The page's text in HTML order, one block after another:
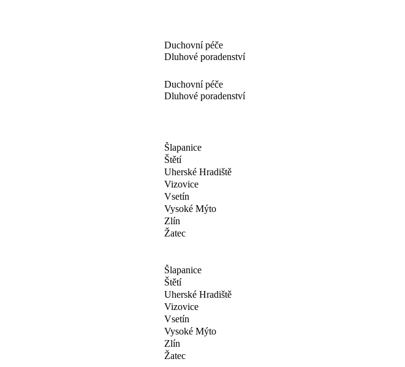
Duchovní péče
Dluhové poradenství
Duchovní péče
Dluhové poradenství
Šlapanice
Štětí
Uherské Hradiště
Vizovice
Vsetín
Vysoké Mýto
Zlín
Žatec
Šlapanice
Štětí
Uherské Hradiště
Vizovice
Vsetín
Vysoké Mýto
Zlín
Žatec